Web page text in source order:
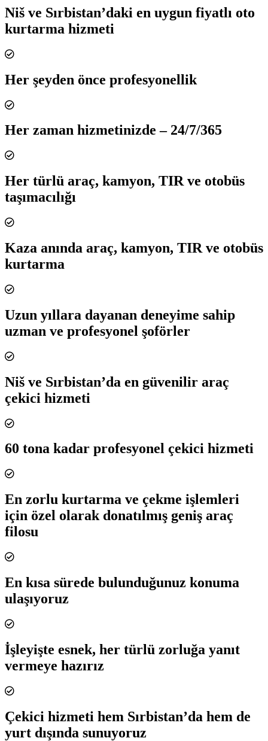
Niš ve Sırbistan’daki en uygun fiyatlı oto
kurtarma hizmeti
Her şeyden önce profesyonellik
Her zaman hizmetinizde – 24/7/365
Her türlü araç, kamyon, TIR ve otobüs
taşımacılığı
Kaza anında araç, kamyon, TIR ve otobüs
kurtarma
Uzun yıllara dayanan deneyime sahip
uzman ve profesyonel şoförler
Niš ve Sırbistan’da en güvenilir araç
çekici hizmeti
60 tona kadar profesyonel çekici hizmeti
En zorlu kurtarma ve çekme işlemleri
için özel olarak donatılmış geniş araç
filosu
En kısa sürede bulunduğunuz konuma
ulaşıyoruz
İşleyişte esnek, her türlü zorluğa yanıt
vermeye hazırız
Çekici hizmeti hem Sırbistan’da hem de
yurt dışında sunuyoruz